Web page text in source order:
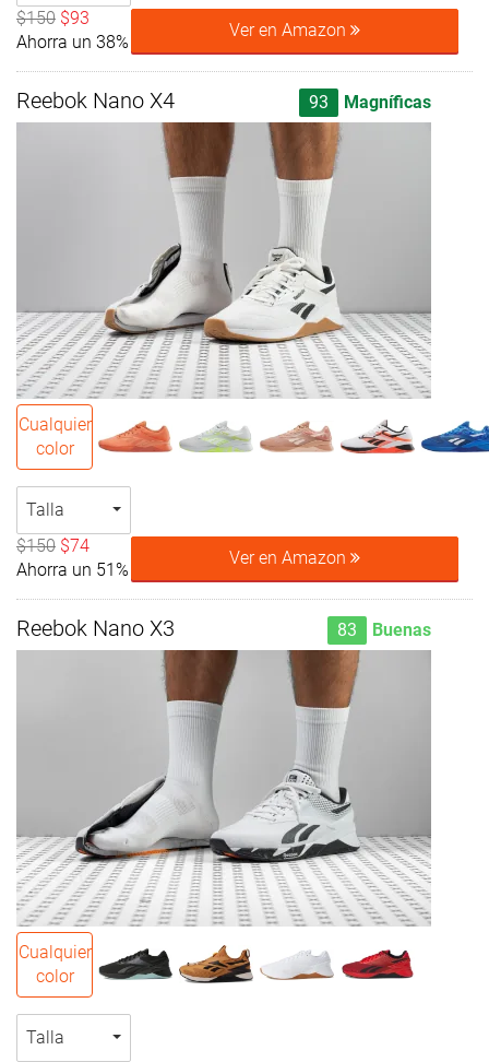
$150 $93
Ahorra un 38%
Ver en Amazon
Reebok Nano X4 93 Magníficas
Cualquier
color
Talla
$150 $74
Ahorra un 51%
Ver en Amazon
Reebok Nano X3 83 Buenas
Cualquier
color
Talla